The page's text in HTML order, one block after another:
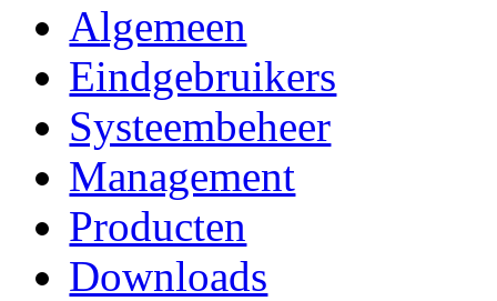
Algemeen
Eindgebruikers
Systeembeheer
Management
Producten
Downloads